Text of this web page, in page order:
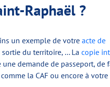
Raphaël ?
un exemple de votre acte de
du territoire, ... La copie
demande de passeport, de
la CAF ou encore à votre